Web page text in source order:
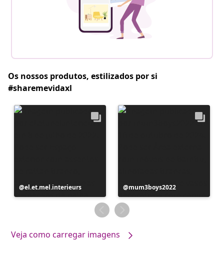
Os nossos produtos, estilizados por si
#sharemevidaxl
Postagem
publicada
el.et.mel.interieurs
Postagem
publicada
por
mum3boys2022
Veja como carregar imagens